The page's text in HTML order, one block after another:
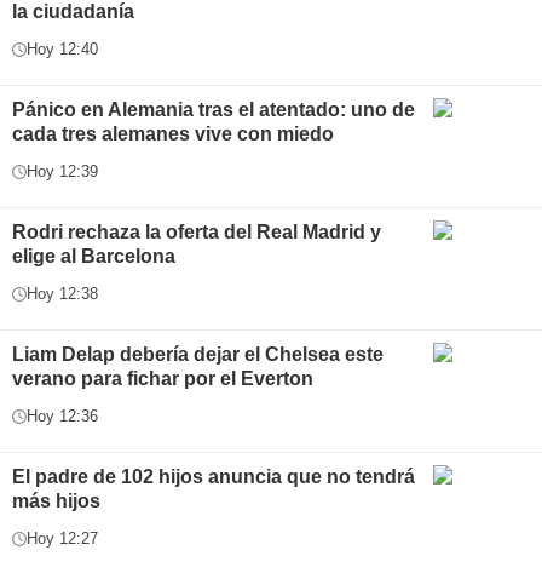
la ciudadanía
Hoy 12:40
Pánico en Alemania tras el atentado: uno de
cada tres alemanes vive con miedo
Hoy 12:39
Rodri rechaza la oferta del Real Madrid y
elige al Barcelona
Hoy 12:38
Liam Delap debería dejar el Chelsea este
verano para fichar por el Everton
Hoy 12:36
El padre de 102 hijos anuncia que no tendrá
más hijos
Hoy 12:27